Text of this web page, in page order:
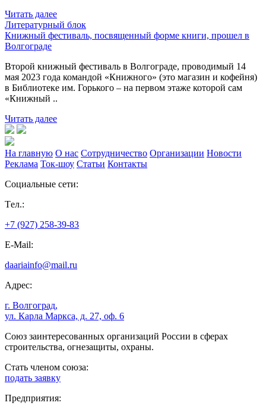
Читать далее
Литературный блок
Книжный фестиваль, посвященный форме книги, прошел в
Волгограде
Второй книжный фестиваль в Волгограде, проводимый 14
мая 2023 года командой «Книжного» (это магазин и кофейня)
в Библиотеке им. Горького – на первом этаже которой сам
«Книжный ..
Читать далее
На главную О нас Сотрудничество Организации Новости
Реклама Ток-шоу Статьи Контакты
Социальные сети:
Tел.:
+7 (927) 258-39-83
E-Mail:
daariainfo@mail.ru
Адрес:
г. Волгоград,
ул. Карла Маркса, д. 27, оф. 6
Союз заинтересованных организаций России в сферах
строительства, огнезащиты, охраны.
Стать членом союза:
подать заявку
Предприятия: